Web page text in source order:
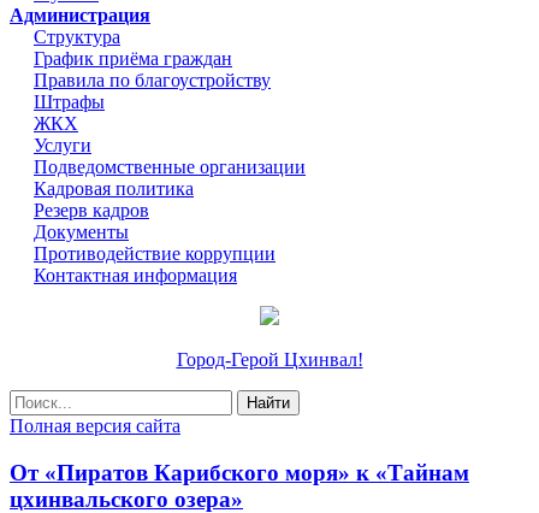
Администрация
Структура
График приёма граждан
Правила по благоустройству
Штрафы
ЖКХ
Услуги
Подведомственные организации
Кадровая политика
Резерв кадров
Документы
Противодействие коррупции
Контактная информация
Город-Герой Цхинвал!
Найти
Полная версия сайта
От «Пиратов Карибского моря» к «Тайнам
цхинвальского озера»